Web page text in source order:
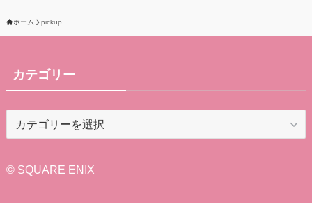
ホーム pickup
カテゴリー
リ
© SQUARE ENIX